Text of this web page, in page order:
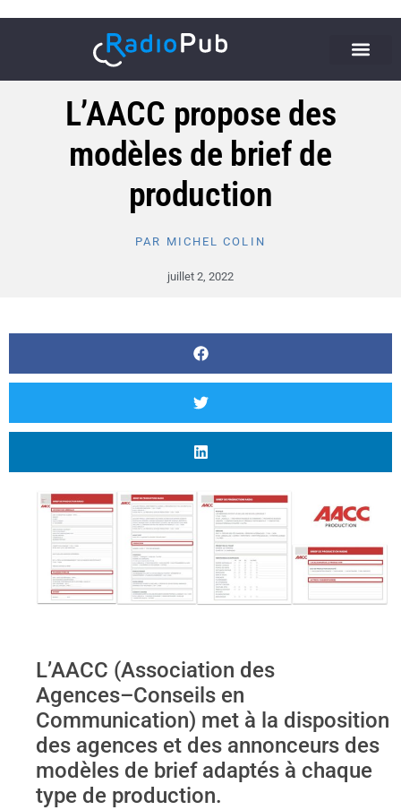
L’AACC propose des
modèles de brief de
production
PAR MICHEL COLIN
juillet 2, 2022
L’AACC (Association des
Agences–Conseils en
Communication) met à la disposition
des agences et des annonceurs des
modèles de brief adaptés à chaque
type de production.